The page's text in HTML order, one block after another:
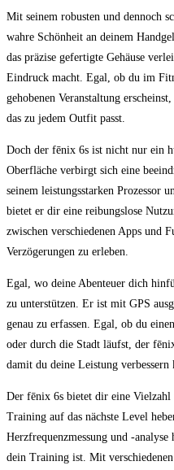
Mit seinem robusten‍ und dennoch
wahre Schönheit an deinem
das ‍präzise gefertigte Gehäuse
Eindruck ‍macht. Egal, ob du ⁣im
gehobenen Veranstaltung
‍das zu jedem Outfit passt.
Doch der ⁢fēnix 6s ist nicht nur ein‌
Oberfläche verbirgt sich eine
seinem leistungsstarken Prozessor
bietet‍ er dir eine reibungslose
zwischen verschiedenen Apps und
Verzögerungen​ zu erleben.
Egal, wo deine Abenteuer ⁤dich⁢
zu unterstützen. Er ist mit ​GPS
genau zu erfassen. ⁣Egal, ob du‍
⁢oder durch die Stadt läufst, der
damit du deine‌ Leistung verbessern
Der fēnix 6s bietet ‌dir eine
Training ‍auf das nächste Level
Herzfrequenzmessung und -
⁢dein Training ist. Mit